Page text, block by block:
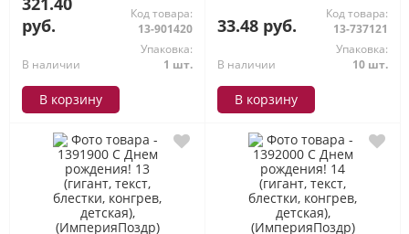
элементами, детский),
(МирПоздр)
руб.
Код товара:
13-901420
В наличии
Упаковка:
1 шт.
В корзину
детская), (ИмперияПоздр)
33.48 руб.
Код товара:
13-737121
В наличии
Упаковка:
10 шт.
В корзину